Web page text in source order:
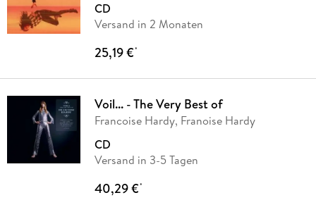
CD
Versand in 2 Monaten
25,19 €*
Voil... - The Very Best of
Francoise Hardy, Franoise Hardy
CD
Versand in 3-5 Tagen
40,29 €*